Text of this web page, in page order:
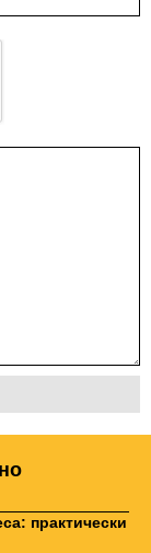
практически